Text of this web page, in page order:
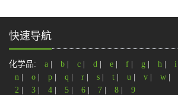
快速导航
化学品: a b c d e f g h i
n
o p q r s t u v w
2
3 4 5 6 7 8 9